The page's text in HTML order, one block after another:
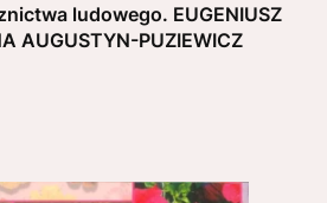
ludowego. EUGENIUSZ
AUGUSTYN-PUZIEWICZ